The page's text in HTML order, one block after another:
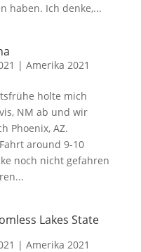
haben. Ich denke,...
| Amerika 2021
holte mich
NM ab und wir
Phoenix, AZ.
around 9-10
noch nicht gefahren
Lakes State
| Amerika 2021